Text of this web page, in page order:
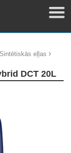
Sintētiskās eļļas ›
DCT 20L